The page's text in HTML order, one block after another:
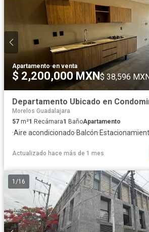
Apartamento·en venta
$ 2,200,000 MXN$ 38,596
Morelos Guadalajara
57 m²1 Recámara1 BañoApartamento
·Aire acondicionado·Balcón·
Actualizado hace más de 1 mes
1 /16